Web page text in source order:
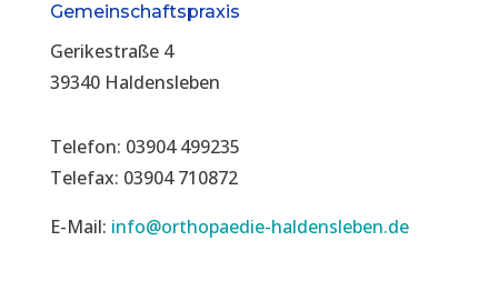
Gemeinschaftspraxis
Gerikestraße 4
39340 Haldensleben
Telefon: 03904 499235
Telefax: 03904 710872
E-Mail: info@orthopaedie-haldensleben.de